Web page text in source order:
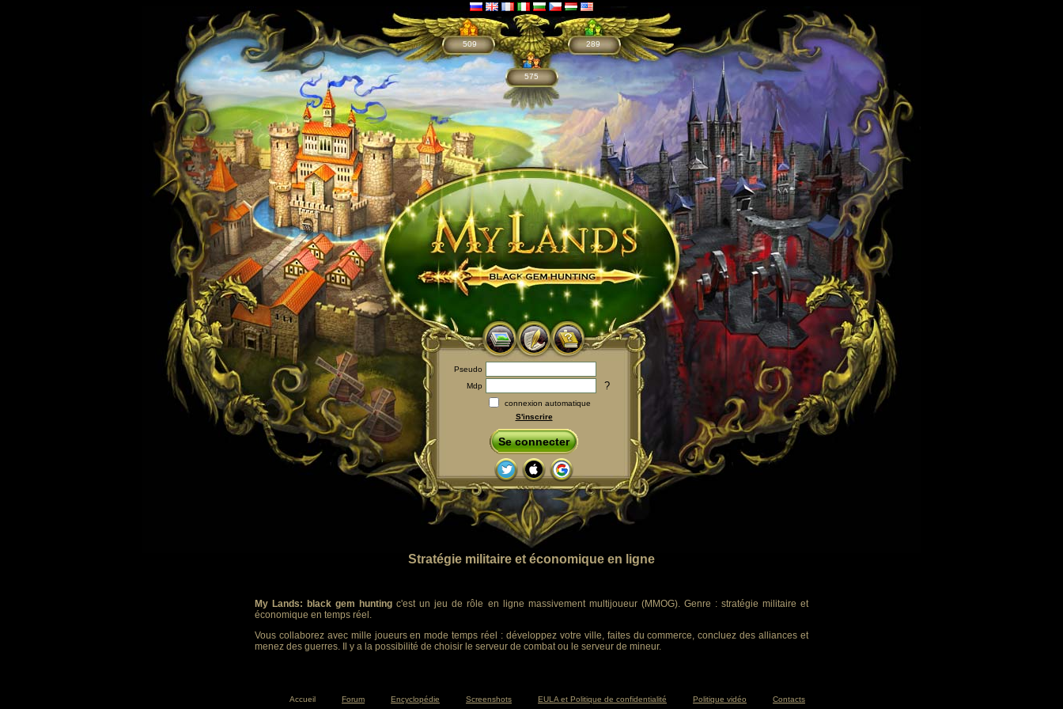
509
575
289
Pseudo
Mdp
?
connexion automatique
S'inscrire
Se connecter
Stratégie militaire et économique en ligne
My Lands: black gem hunting c'est un jeu de rôle en ligne massivement multijoueur (MMOG). Genre : stratégie militaire et
économique en temps réel.
Vous collaborez avec mille joueurs en mode temps réel : développez votre ville, faites du commerce, concluez des alliances et
menez des guerres. Il y a la possibilité de choisir le serveur de combat ou le serveur de mineur.
Accueil Forum Encyclopédie Screenshots EULA et Politique de confidentialité Politique vidéo Contacts